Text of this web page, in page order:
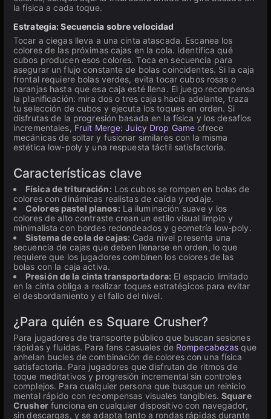
la física a cada toque.
Estrategia: Secuencia sobre velocidad
Tocar a ciegas lleva a una cinta atascada. Escanea los
colores de las próximas cajas en la cola. Identifica qué
cubos producen esos colores. Toca en secuencia para
asegurar un flujo constante de bolas coincidentes. Si la caja
frontal requiere bolas verdes, evita tocar cubos rosas o
naranjas hasta que esa caja esté llena. El juego recompensa
la planificación: mira dos o tres cajas hacia adelante, traza
tu selección de cubos y ejecuta los toques en orden. Si
disfrutas de la progresión basada en la física y los desafíos
incrementales, Fruit Merge: Juicy Drop Game ofrece
mecánicas de soltar y fusionar similares con la misma
estética low-poly y una respuesta táctil satisfactoria.
Características clave
Física de trituración: Los cubos se rompen en bolas de
colores con dinámicas realistas de caída y rodaje.
Colores pastel planos: La iluminación suave y los
colores de alto contraste crean un estilo visual limpio y
minimalista con bordes redondeados y geometría low-poly.
Sistema de cola de cajas: Cada nivel presenta una
secuencia de cajas que deben llenarse en orden, lo que
requiere que los jugadores combinen los colores de las
bolas con la caja activa.
Presión de la cinta transportadora: El espacio limitado
en la cinta obliga a realizar toques estratégicos para evitar
el desbordamiento y el fallo del nivel.
¿Para quién es Square Crusher?
Para jugadores de transporte público que buscan sesiones
rápidas y fluidas. Para fans casuales de Rompecabezas que
anhelan bucles de combinación de colores con una física
satisfactoria. Para jugadores que disfrutan de ritmos de
toque meditativos y progresión incremental sin controles
complejos. Para cualquier persona que busque un reinicio
mental rápido con recompensas visuales tangibles. Square
Crusherfunciona en cualquier dispositivo con navegador,
sin descargas, y se adapta tanto a rondas rápidas durante